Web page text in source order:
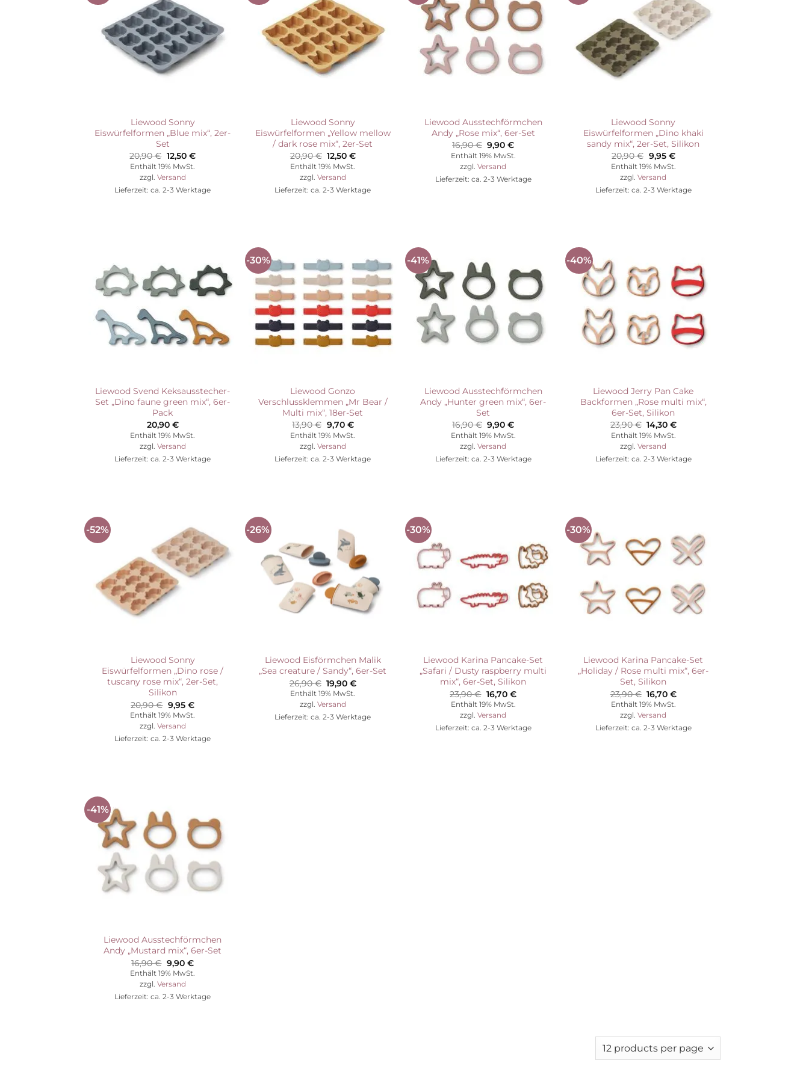
Liewood Sonny
Eiswürfelformen „Blue mix“, 2er-
Set
20,90€ Ursprünglicher
Preis
war:
20,90 €
12,50 €Aktueller
Enthält 19% MwSt.
zzgl. Versand
Lieferzeit: ca. 2-3 Werktage
Liewood Sonny
Eiswürfelformen „Yellow mellow
/ dark rose mix“, 2er-Set
20,90€ Ursprünglicher
Preis
war:
20,90 €
12,50€Aktueller
Enthält 19% MwSt.
zzgl. Versand
Lieferzeit: ca. 2-3 Werktage
Wunschliste
Liewood Ausstechförmchen
Andy „Rose mix“, 6er-Set
16,90€ Ursprünglicher
Preis
war:
16,90 €
9,90€Aktueller
ist:
Enthält 19% MwSt.
zzgl.Versand
Lieferzeit: ca. 2-3 Werktage
Wunschliste
Liewood Sonny
Eiswürfelformen „Dino khaki
sandy mix“, 2er-Set, Silikon
20,90€ Ursprünglicher
Preis
war:
20,90 €
9,95 €Aktueller
ist:
Enthält 19% MwSt.
zzgl.Versand
Lieferzeit: ca. 2-3 Werktage
Wunschliste
Liewood Svend Keksausstecher-
Set „Dino faune green mix“, 6er-
Pack
20,90 €
Enthält 19% MwSt.
zzgl. Versand
Lieferzeit: ca. 2-3 Werktage
-30%
Auf die
Wunschliste
Liewood Gonzo
Verschlussklemmen „Mr Bear /
Multi mix“, 18er-Set
13,90€ Ursprünglicher
Preis
war:
13,90 €
9,70 €Aktueller
ist:
Enthält 19% MwSt.
zzgl. Versand
Lieferzeit: ca. 2-3 Werktage
-41%
Wunschliste
Liewood Ausstechförmchen
Andy „Hunter green mix“, 6er-
Set
16,90€ Ursprünglicher
Preis
war:
16,90 €
9,90€Aktueller
ist:
Enthält 19% MwSt.
zzgl.Versand
Lieferzeit: ca. 2-3 Werktage
-40%
Auf die
Wunschliste
Liewood Jerry Pan Cake
Backformen „Rose multi mix“,
6er-Set, Silikon
23,90€ Ursprünglicher
Preis
war:
23,90 €
14,30€Aktueller
Enthält 19% MwSt.
zzgl.Versand
Lieferzeit: ca. 2-3 Werktage
-52%
Auf die
Wunschliste
Liewood Sonny
Eiswürfelformen „Dino rose /
tuscany rose mix“, 2er-Set,
Silikon
20,90€ Ursprünglicher
Preis
war:
20,90 €
9,95 €Aktueller
ist:
Enthält 19% MwSt.
zzgl. Versand
Lieferzeit: ca. 2-3 Werktage
-26%
Wunschliste
Liewood Eisförmchen Malik
„Sea creature / Sandy“, 6er-Set
26,90€ Ursprünglicher
Preis
war:
26,90 €
19,90€Aktueller
Enthält 19% MwSt.
zzgl. Versand
Lieferzeit: ca. 2-3 Werktage
-30%
Liewood Karina Pancake-Set
„Safari / Dusty raspberry multi
mix“, 6er-Set, Silikon
23,90€ Ursprünglicher
Preis
war:
23,90 €
16,70 €Aktueller
Enthält 19% MwSt.
zzgl.Versand
Lieferzeit: ca. 2-3 Werktage
-30%
Wunschliste
Liewood Karina Pancake-Set
„Holiday / Rose multi mix“, 6er-
Set, Silikon
23,90€ Ursprünglicher
Preis
war:
23,90 €
16,70€Aktueller
Enthält 19% MwSt.
zzgl.Versand
Lieferzeit: ca. 2-3 Werktage
-41%
Wunschliste
Liewood Ausstechförmchen
Andy „Mustard mix“, 6er-Set
16,90€ Ursprünglicher
Preis
war:
16,90 €
9,90 €Aktueller
ist:
Enthält 19% MwSt.
zzgl. Versand
Lieferzeit: ca. 2-3 Werktage